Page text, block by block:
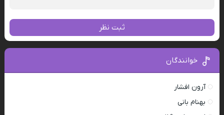
ثبت نظر
خوانندگان
آرون افشار
بهنام بانی